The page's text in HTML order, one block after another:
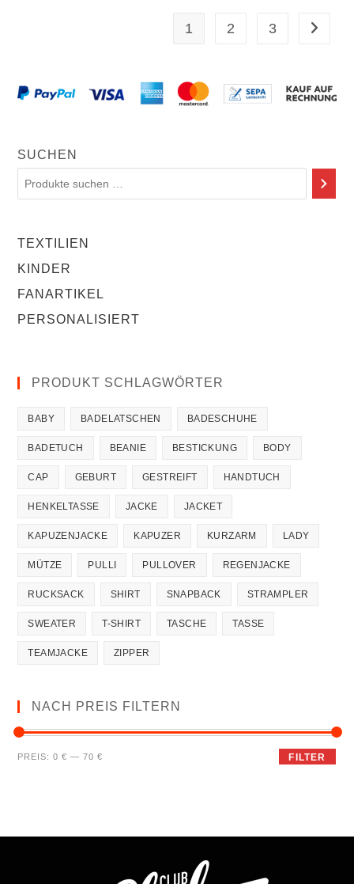
1 2 3
SUCHEN
TEXTILIEN
KINDER
FANARTIKEL
PERSONALISIERT
PRODUKT SCHLAGWÖRTER
BABY BADELATSCHEN BADESCHUHE
BADETUCH BEANIE BESTICKUNG BODY
CAP GEBURT GESTREIFT HANDTUCH
HENKELTASSE JACKE JACKET
KAPUZENJACKE KAPUZER KURZARM LADY
MÜTZE PULLI PULLOVER REGENJACKE
RUCKSACK SHIRT SNAPBACK STRAMPLER
SWEATER T-SHIRT TASCHE TASSE
TEAMJACKE ZIPPER
NACH PREIS FILTERN
FILTER
PREIS:0 € —70 €